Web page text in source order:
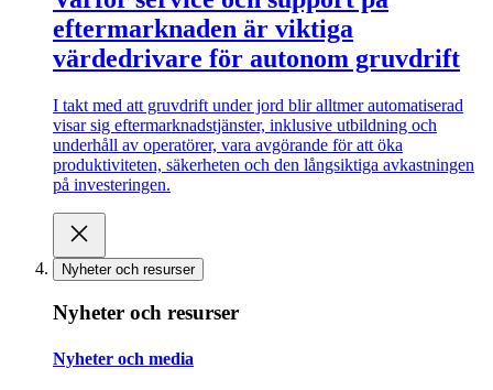
eftermarknaden är viktiga
värdedrivare för autonom gruvdrift
I takt med att gruvdrift under jord blir alltmer automatiserad
visar sig eftermarknadstjänster, inklusive utbildning och
underhåll av operatörer, vara avgörande för att öka
produktiviteten, säkerheten och den långsiktiga avkastningen
på investeringen.
Nyheter och resurser
Nyheter och resurser
Nyheter och media